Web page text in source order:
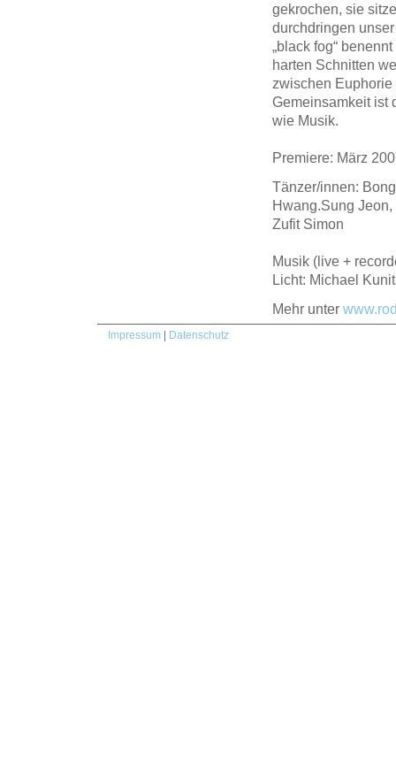
gekrochen, sie
durchdringen
„black fog“
harten Schnitten
zwischen
Gemeinsamkeit ist
wie Musik.
Premiere: März
Tänzer/innen:
Hwang.Sung
Zufit Simon
Musik (live +
Licht: Michael
Mehr unter
Impressum Datenschutz